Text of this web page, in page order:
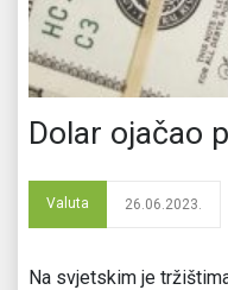
Dolar ojačao
Valuta 26.06.2023.
Na svjetskim je